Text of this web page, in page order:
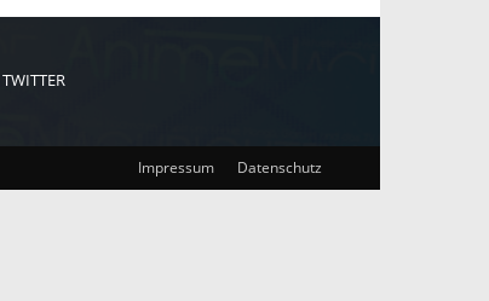
TWITTER
Impressum Datenschutz